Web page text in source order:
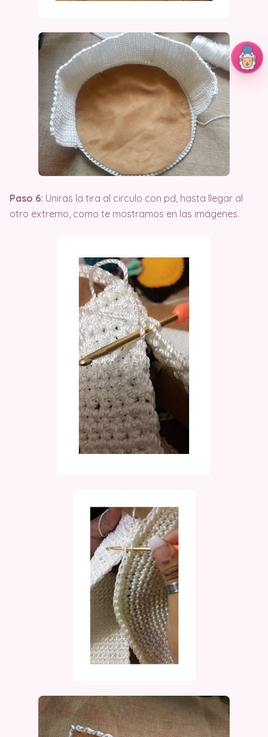
Paso 6: Uniras la tira al circulo con pd, hasta llegar al
otro extremo, como te mostramos en las imágenes.